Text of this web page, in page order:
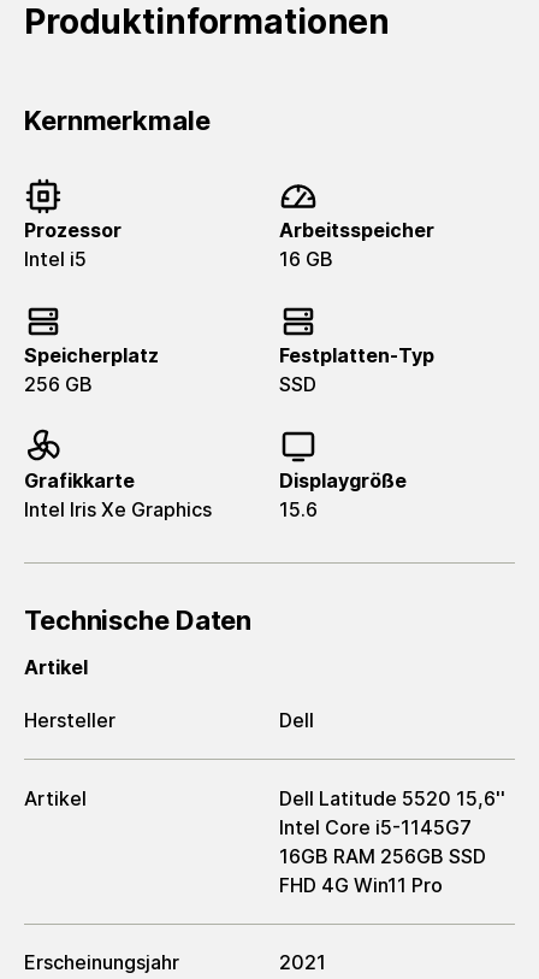
Produktinformationen
Kernmerkmale
Prozessor
Intel i5
Arbeitsspeicher
16 GB
Speicherplatz
256 GB
Festplatten-Typ
SSD
Grafikkarte
Intel Iris Xe Graphics
Displaygröße
15.6
Technische Daten
Artikel
Hersteller Dell
Artikel
Dell Latitude 5520 15,6''
Intel Core i5-1145G7
16GB RAM 256GB SSD
FHD 4G Win11 Pro
Erscheinungsjahr 2021